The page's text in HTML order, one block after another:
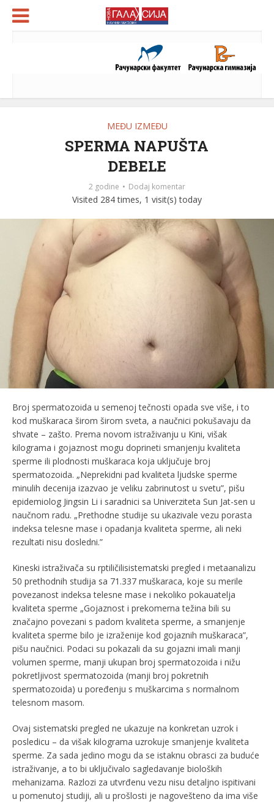
MEĐU IZMEĐU
SPERMA NAPUŠTA
DEBELE
2 godine Dodaj komentar
Visited 284 times, 1 visit(s) today
Broj spermatozoida u semenoj tečnosti opada sve više, i to
kod muškaraca širom širom sveta, a naučnici pokušavaju da
shvate – zašto. Prema novom istraživanju u Kini, višak
kilograma i gojaznost mogu doprineti smanjenju kvaliteta
sperme ili plodnosti muškaraca koja uključuje broj
spermatozoida. „Neprekidni pad kvaliteta ljudske sperme
minulih decenija izazvao je veliku zabrinutost u svetu”, pišu
epidemiolog Jingsin Li i saradnici sa Univerziteta Sun Jat-sen u
naučnom radu. „Prethodne studije su ukazivale vezu porasta
indeksa telesne mase i opadanja kvaliteta sperme, ali neki
rezultati nisu dosledni.”
Kineski istraživača su rptiličilisistematski pregled i metaanalizu
50 prethodnih studija sa 71.337 muškaraca, koje su merile
povezanost indeksa telesne mase i nekoliko pokauatelja
kvaliteta sperme „Gojaznost i prekomerna težina bili su
značajno povezani s padom kvaliteta sperme, a smanjenje
kvaliteta sperme bilo je izraženije kod gojaznih muškaraca”,
pišu naučnici. Podaci su pokazali da su gojazni imali manji
volumen sperme, manji ukupan broj spermatozoida i nižu
pokretljivost spermatozoida (manji broj pokretnih
spermatozoida) u poređenju s muškarcima s normalnom
telesnom masom.
Ovaj sistematski pregled ne ukazuje na konkretan uzrok i
posledicu – da višak kilograma uzrokuje smanjenje kvaliteta
sperme. Za sada jedino mogu da se istaknu obrasci za buduće
istraživanje, a to bi uključivalo sagledavanje bioloških
mehanizama. Razlozi za utvrđenu vezu nisu detaljno ispitivani
u pomenutoj studiji, ali u prošlosti je nagovešteno da ima više